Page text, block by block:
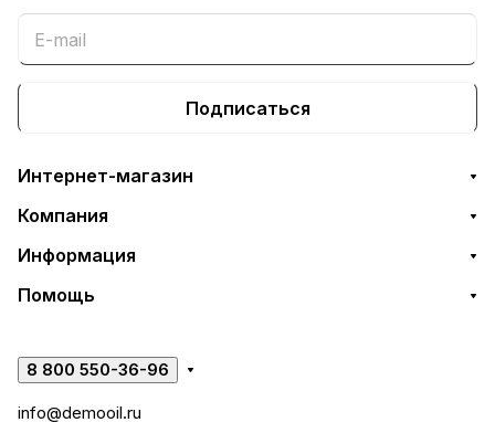
Подписаться
Интернет-магазин
Компания
Информация
Помощь
8 800 550-36-96
info@demooil.ru